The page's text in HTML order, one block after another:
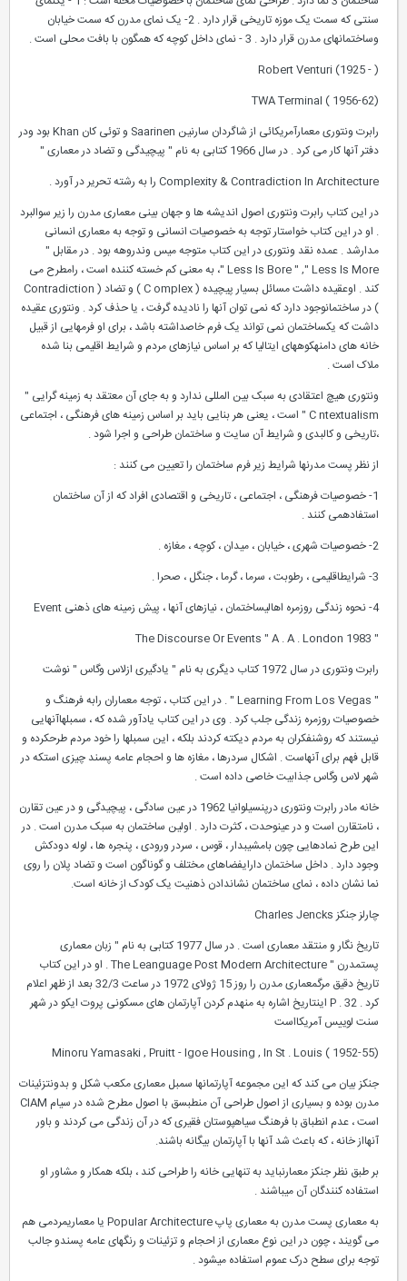
سنتی که سمت یک موزه تاریخی قرار دارد . 2- یک نمای مدرن که سمت خیابان
وساختمانهای مدرن قرار دارد . 3 - نمای داخل کوچه که همگون با بافت محلی است .
Robert Venturi (1925 - )
TWA Terminal ( 1956-62)
رابرت ونتوری معمارآمریکائی از شاگردان سارنین Saarinen و توئی کان Khan بود ودر
دفتر آنها کار می کرد . در سال 1966 کتابی به نام " پیچیدگی و تضاد در معماری "
Complexity & Contradiction In Architecture را به رشته تحریر در آورد .
در این کتاب رابرت ونتوری اصول اندیشه ها و جهان بینی معماری مدرن را زیر سوالبرد
. او در این کتاب خواستار توجه به خصوصیات انسانی و توجه به معماری انسانی
مدارشد . عمده نقد ونتوری در این کتاب متوجه میس وندروهه بود . در مقابل "
Less Is Bore " ," Less Is More "، به معنی کم خسته کننده است ، رامطرح می
کند . اوعقیده داشت مسائل بسیار پیچیده ( C omplex ) و تضاد ( Contradiction
) در ساختمانوجود دارد که نمی توان آنها را نادیده گرفت ، یا حذف کرد . ونتوری عقیده
داشت که یکساختمان نمی تواند یک فرم خاصداشته باشد ، برای او فرمهایی از قبیل
خانه های دامنهکوههای ایتالیا که بر اساس نیازهای مردم و شرایط اقلیمی بنا شده
ملاک است .
ونتوری هیچ اعتقادی به سبک بین المللی ندارد و به جای آن معتقد به زمینه گرایی "
C ntextualism " است ، یعنی هر بنایی باید بر اساس زمینه های فرهنگی ، اجتماعی
،تاریخی و کالبدی و شرایط آن سایت و ساختمان طراحی و اجرا شود .
از نظر پست مدرنها شرایط زیر فرم ساختمان را تعیین می کنند :
1- خصوصیات فرهنگی ، اجتماعی ، تاریخی و اقتصادی افراد که از آن ساختمان
استفادهمی کنند .
رابرت ونتوری در سال 1972 کتاب دیگری به نام " یادگیری ازلاس وگاس " نوشت
" Learning From Los Vegas " . در این کتاب ، توجه معماران رابه فرهنگ و
خصوصیات روزمره زندگی جلب کرد . وی در این کتاب یادآور شده که ، سمبلهاآنهایی
نیستند که روشنفکران به مردم دیکته کردند بلکه ، این سمبلها را خود مردم طرحکرده و
قابل فهم برای آنهاست . اشکال سردرها ، مغازه ها و احجام عامه پسند چیزی استکه در
شهر لاس وگاس جذابیت خاصی داده است .
خانه مادر رابرت ونتوری درپنسیلوانیا 1962 در عین سادگی ، پیچیدگی و در عین تقارن
، نامتقارن است و در عینوحدت ، کثرت دارد . اولین ساختمان به سبک مدرن است . در
این طرح نمادهایی چون بامشیبدار ، قوس ، سردر ورودی ، پنجره ها ، لوله دودکش
وجود دارد . داخل ساختمان دارایفضاهای مختلف و گوناگون است و تضاد پلان را روی
نما نشان داده ، نمای ساختمان نشاندادن ذهنیت یک کودک از خانه است.
چارلز جنکز Charles Jencks
تاریخ نگار و منتقد معماری است . در سال 1977 کتابی به نام " زبان معماری
پستمدرن " The Leanguage Post Modern Architecture . او در این کتاب
تاریخ دقیق مرگمعماری مدرن را روز 15 ژولای 1972 در ساعت 32/3 بعد از ظهر اعلام
کرد . P . 32 اینتاریخ اشاره به منهدم کردن آپارتمان های مسکونی پروت ایکو در شهر
سنت لوییس آمریکااست
Minoru Yamasaki , Pruitt - Igoe Housing , In St . Louis ( 1952-55)
جنکز بیان می کند که این مجموعه آپارتمانها سمبل معماری مکعب شکل و بدونتزئینات
مدرن بوده و بسیاری از اصول طراحی آن منطبسق با اصول مطرح شده در سیام CIAM
است ، عدم انطباق با فرهنگ سیاهپوستان فقیری که در آن زندگی می کردند و باور
آنهااز خانه ، که باعث شد آنها با آپارتمان بیگانه باشند.
بر طبق نظر جنکز معمارنباید به تنهایی خانه را طراحی کند ، بلکه همکار و مشاور او
استفاده کنندگان آن میباشند .
به معماری پست مدرن به معماری پاپ Popular Architecture یا معماریمردمی هم
می گویند ، چون در این نوع معماری از احجام و تزئینات و رنگهای عامه پسندو جالب
توجه برای سطح درک عموم استفاده میشود .